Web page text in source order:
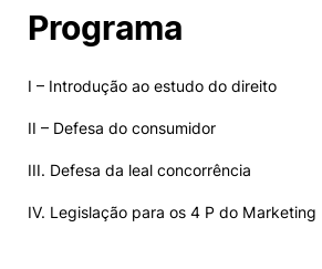
Programa
I – Introdução ao estudo do direito
II – Defesa do consumidor
III. Defesa da leal concorrência
IV. Legislação para os 4 P do Marketing